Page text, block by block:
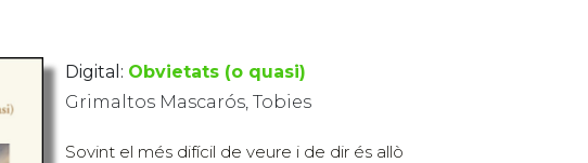
Digital: Obvietats (o quasi)
Grimaltos Mascarós, Tobies
Sovint el més difícil de veure i de dir és allò